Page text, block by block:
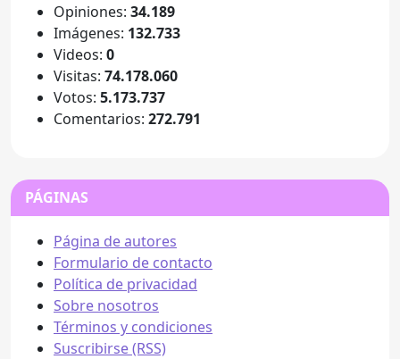
Opiniones: 34.189
Imágenes: 132.733
Videos: 0
Visitas: 74.178.060
Votos: 5.173.737
Comentarios: 272.791
PÁGINAS
Página de autores
Formulario de contacto
Política de privacidad
Sobre nosotros
Términos y condiciones
Suscribirse (RSS)